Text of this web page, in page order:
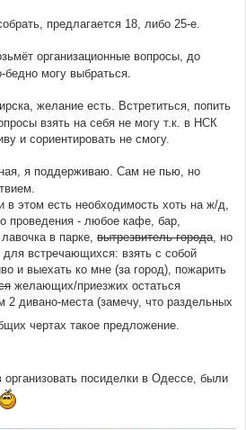
предлагается 18, либо 25-е.
организационные вопросы, до
могу выбраться.
желание есть. Встретиться, попить
взять на себя не могу т.к. в НСК
и сориентировать не смогу.
я поддерживаю. Сам не пью, но
в этом есть необходимость хоть на ж/д,
проведения - любое кафе, бар,
в парке, вытрезвитель города, но
встречающихся: взять с собой
и выехать ко мне (за город), пожарить
желающих/приезжих остаться
2 дивано-места (замечу, что раздельных
чертах такое предложение.
организовать посиделки в Одессе, были